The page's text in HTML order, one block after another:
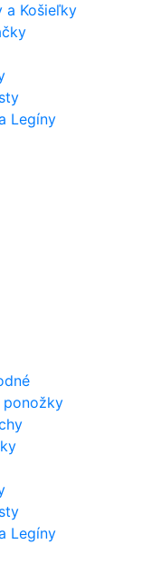
a Košieľky
Legíny
ponožky
Legíny